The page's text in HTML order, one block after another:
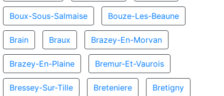
Boux-Sous-Salmaise Bouze-Les-Beaune
Brain Braux Brazey-En-Morvan
Brazey-En-Plaine Bremur-Et-Vaurois
Bressey-Sur-Tille Breteniere Bretigny